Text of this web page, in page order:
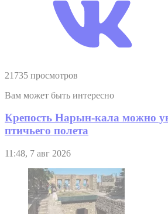
21735 просмотров
Вам может быть интересно
Крепость Нарын-кала можно
птичьего полета
11:48, 7 авг 2026